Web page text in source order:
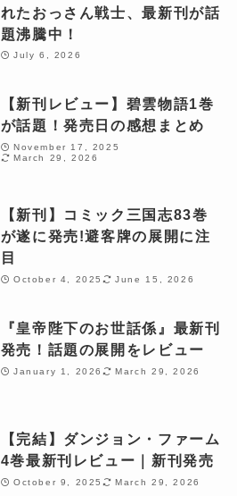
れたおっさん戦士、最新刊が話
題沸騰中！
July 6, 2026
【新刊レビュー】碧雲物語1巻
が話題！発売日の感想まとめ
November 17, 2025
March 29, 2026
【新刊】コミック三国志83巻
が遂に発売!避客牌の展開に注
目
October 4, 2025 June 15, 2026
『皇帝陛下のお世話係』最新刊
発売！話題の展開をレビュー
January 1, 2026 March 29, 2026
【完結】ダンジョン・ファーム
4巻最新刊レビュー｜新刊発売
October 9, 2025 March 29, 2026